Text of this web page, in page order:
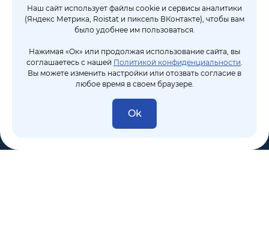
Наш сайт использует файлы cookie и сервисы аналитики
(Яндекс Метрика, Roistat и пиксель ВКонтакте), чтобы вам
было удобнее им пользоваться.
Нажимая «Ок» или продолжая использование сайта, вы
соглашаетесь с нашей Политикой конфиденциальности.
Вы можете изменить настройки или отозвать согласие в
любое время в своем браузере.
Ok